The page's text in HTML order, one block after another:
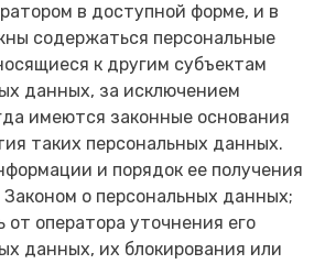
в доступной форме, и в
содержаться персональные
к другим субъектам
данных, за исключением
имеются законные основания
таких персональных данных.
и порядок ее получения
о персональных данных;
от оператора уточнения его
данных, их блокирования или